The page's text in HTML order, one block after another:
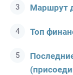
Маршрут
Топ